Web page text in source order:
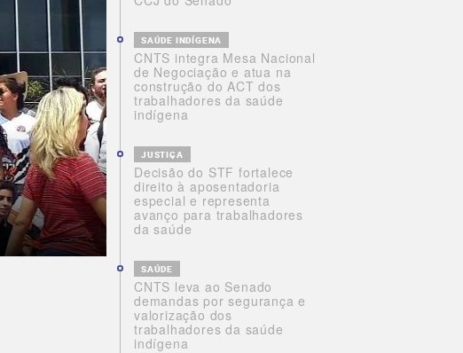
CNTS integra Mesa Nacional
de Negociação e atua na
construção do ACT dos
trabalhadores da saúde
indígena
SAÚDE INDÍGENA
Decisão do STF fortalece
direito à aposentadoria
especial e representa
avanço para trabalhadores
da saúde
JUSTIÇA
CNTS leva ao Senado
demandas por segurança e
valorização dos
trabalhadores da saúde
indígena
SAÚDE